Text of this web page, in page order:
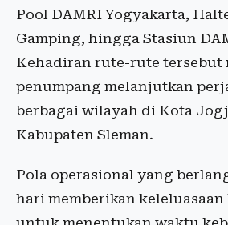
Pool DAMRI Yogyakarta,
Gamping, hingga Stasiun
Kehadiran rute-rute tersebut
penumpang melanjutkan
berbagai wilayah di Kota
Kabupaten Sleman.
Pola operasional yang
hari memberikan keleluasaan